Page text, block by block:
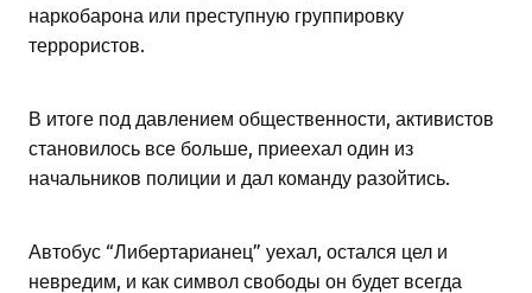
наркобарона или преступную группировку
террористов.
В итоге под давлением общественности, активистов
становилось все больше, приеехал один из
начальников полиции и дал команду разойтись.
Автобус “Либертарианец” уехал, остался цел и
невредим, и как символ свободы он будет всегда